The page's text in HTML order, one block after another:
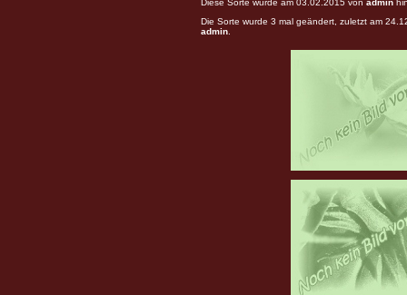
Diese Sorte wurde am 03.02.2015 von admin
Die Sorte wurde 3 mal geändert, zuletzt am
admin